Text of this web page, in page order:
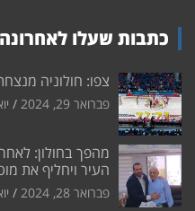
כתבות שעלו לאחרונה
צפו: חולוניה מנצחת 72:73 את הפועל ירושלים
פברואר 29, 2024
העיר ויחליף את
פברואר 28, 2024